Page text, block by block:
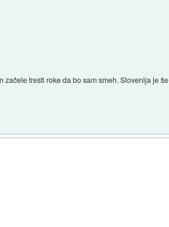
tresti roke da bo sam smeh. Slovenija je še